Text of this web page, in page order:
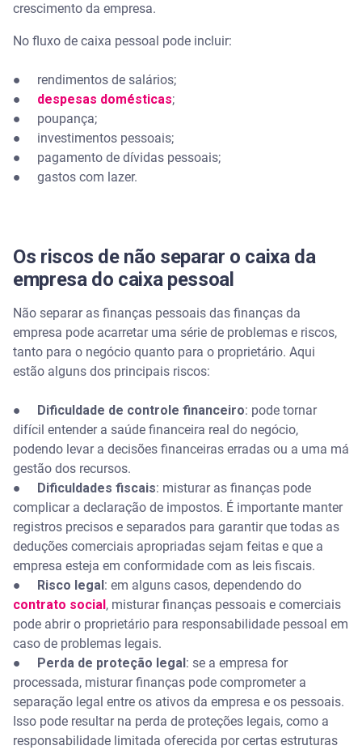
crescimento da empresa.
No fluxo de caixa pessoal pode incluir:
● rendimentos de salários;
● despesas domésticas;
● poupança;
● investimentos pessoais;
● pagamento de dívidas pessoais;
● gastos com lazer.
Os riscos de não separar o caixa da
empresa do caixa pessoal
Não separar as finanças pessoais das finanças da
empresa pode acarretar uma série de problemas e riscos,
tanto para o negócio quanto para o proprietário. Aqui
estão alguns dos principais riscos:
● Dificuldade de controle financeiro: pode tornar
difícil entender a saúde financeira real do negócio,
podendo levar a decisões financeiras erradas ou a uma má
gestão dos recursos.
●
Dificuldades fiscais: misturar as finanças pode
complicar a declaração de impostos. É importante manter
registros precisos e separados para garantir que todas as
deduções comerciais apropriadas sejam feitas e que a
empresa esteja em conformidade com as leis fiscais.
●
Risco legal : em alguns casos, dependendo do
contrato social , misturar finanças pessoais e comerciais
pode abrir o proprietário para responsabilidade pessoal em
caso de problemas legais.
●
Perda de proteção legal : se a empresa for
processada, misturar finanças pode comprometer a
separação legal entre os ativos da empresa e os pessoais.
Isso pode resultar na perda de proteções legais, como a
responsabilidade limitada oferecida por certas estruturas